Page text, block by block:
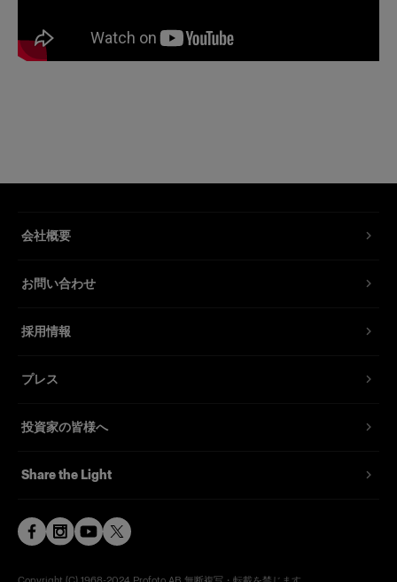
会社概要
お問い合わせ
採用情報
プレス
投資家の皆様へ
Share the Light